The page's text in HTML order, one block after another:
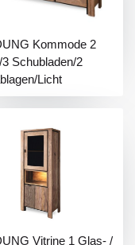
Kommode 2
Schubladen/2
Licht
Vitrine 1 Glas- /